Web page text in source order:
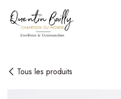
Tous les produits